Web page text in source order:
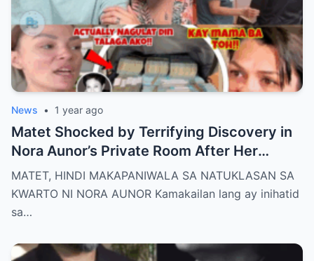
News • 1 year ago
Matet Shocked by Terrifying Discovery in
Nora Aunor’s Private Room After Her
De@th – The Whole Family Stunned by the
Unthinkable!
MATET, HINDI MAKAPANIWALA SA NATUKLASAN SA
KWARTO NI NORA AUNOR Kamakailan lang ay inihatid
sa…